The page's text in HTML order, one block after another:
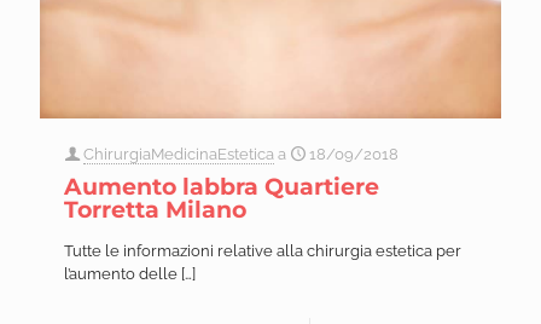
ChirurgiaMedicinaEstetica a 18/09/2018
Aumento labbra Quartiere
Torretta Milano
Tutte le informazioni relative alla chirurgia estetica per
l’aumento delle […]